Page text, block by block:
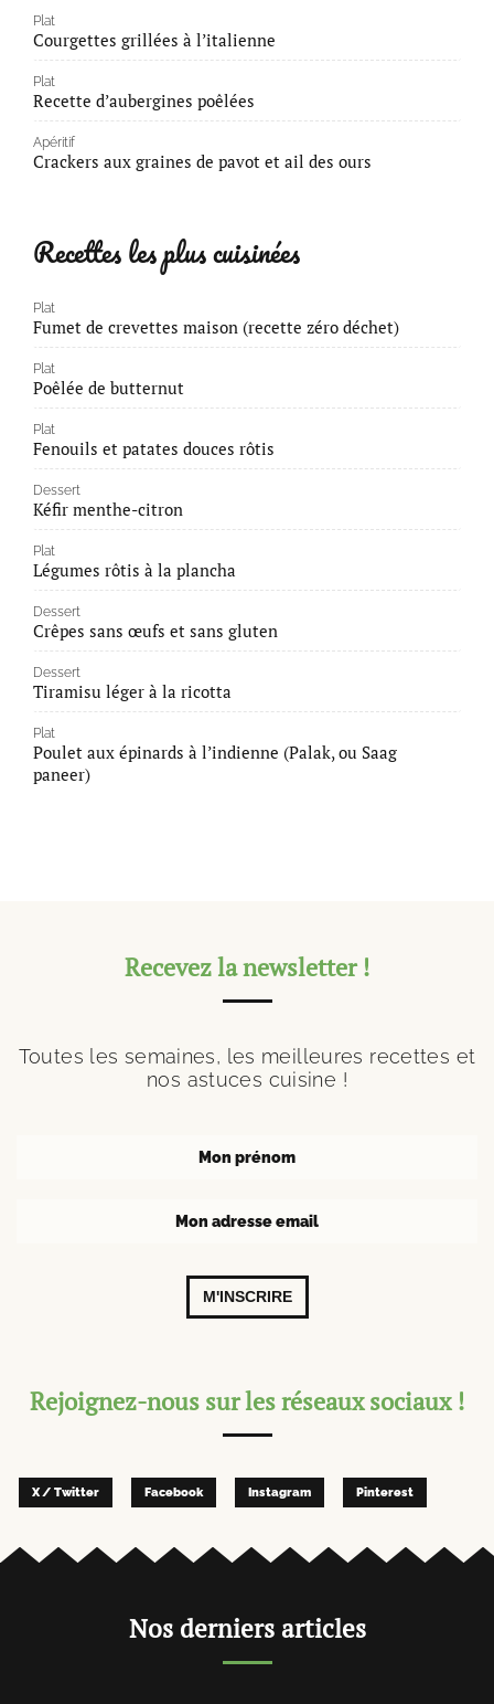
Plat
Courgettes grillées à l’italienne
Plat
Recette d’aubergines poêlées
Apéritif
Crackers aux graines de pavot et ail des ours
Recettes les plus cuisinées
Plat
Fumet de crevettes maison (recette zéro déchet)
Plat
Poêlée de butternut
Plat
Fenouils et patates douces rôtis
Dessert
Kéfir menthe-citron
Plat
Légumes rôtis à la plancha
Dessert
Crêpes sans œufs et sans gluten
Dessert
Tiramisu léger à la ricotta
Plat
Poulet aux épinards à l’indienne (Palak, ou Saag
paneer)
Recevez la newsletter !
Toutes les semaines, les meilleures recettes et
nos astuces cuisine !
M'INSCRIRE
Rejoignez-nous sur les réseaux sociaux !
X / Twitter Facebook Instagram Pinterest
Nos derniers articles